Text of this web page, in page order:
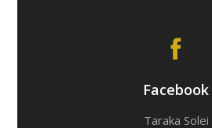
Facebook
Taraka Solei